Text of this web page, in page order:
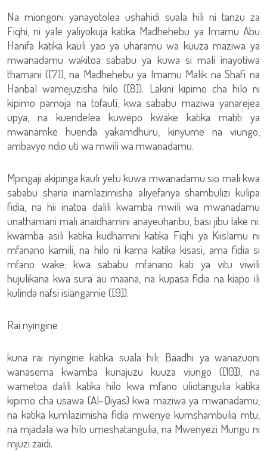
Na miongoni yanayotolea ushahidi suala hili ni tanzu za
Fiqhi, ni yale yaliyokuja katika Madhehebu ya Imamu Abu
Hanifa katika kauli yao ya uharamu wa kuuza maziwa ya
mwanadamu wakitoa sababu ya kuwa si mali inayotiwa
thamani ([7]), na Madhehebu ya Imamu Malik na Shafi na
Hanbal wamejuzisha hilo ([8]). Lakini kipimo cha hilo ni
kipimo pamoja na tofauti; kwa sababu maziwa yanarejea
upya, na kuendelea kuwepo kwake katika matiti ya
mwanamke huenda yakamdhuru, kinyume na viungo,
ambavyo ndio uti wa mwili wa mwanadamu.
Mpingaji akipinga kauli yetu kuwa mwanadamu sio mali kwa
sababu sharia inamlazimisha aliyefanya shambulizi kulipa
fidia, na hii inatoa dalili kwamba mwili wa mwanadamu
unathamani mali anaidhamini anayeuharibu, basi jibu lake ni:
kwamba asili katika kudhamini katika Fiqhi ya Kiislamu ni
mfanano kamili, na hilo ni kama katika kisasi, ama fidia si
mfano wake; kwa sababu mfanano kati ya vitu viwili
hujulikana kwa sura au maana, na kupasa fidia na kiapo ili
kulinda nafsi isiangamie ([9]).
Rai nyingine
kuna rai nyingine katika suala hili; Baadhi ya wanazuoni
wanasema kwamba kunajuzu kuuza viungo ([10]), na
wametoa dalili katika hilo kwa mfano uliotangulia katika
kipimo cha usawa (Al-Qiyas) kwa maziwa ya mwanadamu,
na katika kumlazimisha fidia mwenye kumshambulia mtu,
na mjadala wa hilo umeshatangulia, na Mwenyezi Mungu ni
mjuzi zaidi.